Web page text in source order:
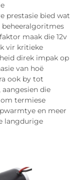
prestasie bied wat
maak die 12v
vir kritieke
direk impak op
van hoë
ook by tot
die
termiese
en meer
langdurige